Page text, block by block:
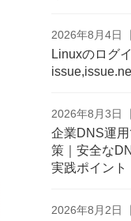
2026年8月4日
Linuxのログ
2026年8月3日
企業DNS運
策｜安全な
実践ポイント
2026年8月2日